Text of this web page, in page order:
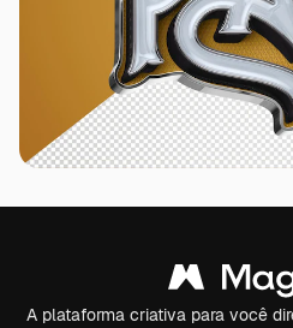
A plataforma criativa para você